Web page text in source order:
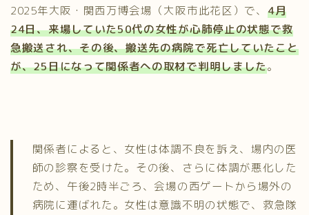
2025年大阪・関西万博会場（大阪市此花区）で、 4月
24日、来場していた50代の女性が心肺停止の状態で救
急搬送され、その後、搬送先の病院で死亡していたこと
が、25日になって関係者への取材で判明しました。
関係者によると、女性は体調不良を訴え、場内の医
師の診察を受けた。その後、さらに体調が悪化した
ため、午後2時半ごろ、会場の西ゲートから場外の
病院に運ばれた。女性は意識不明の状態で、救急隊